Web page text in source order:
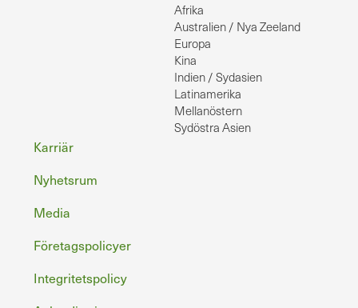
Afrika
Australien / Nya Zeeland
Europa
Kina
Indien / Sydasien
Latinamerika
Mellanöstern
Sydöstra Asien
Sidfot
Karriär
Nyhetsrum
Media
Företagspolicyer
Integritetspolicy